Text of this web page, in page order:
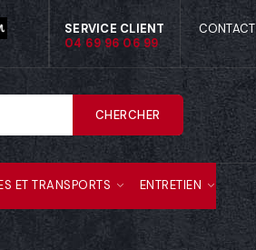
SERVICE CLIENT
04 69 96 06 99
CONTACT
CHERCHER
ET TRANSPORTS ENTRETIEN